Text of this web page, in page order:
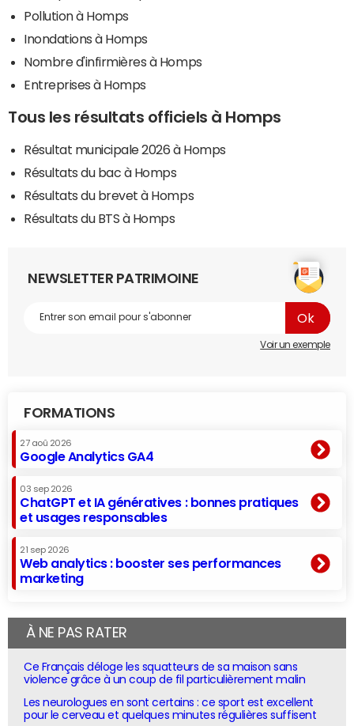
Pollution à Homps
Inondations à Homps
Nombre d'infirmières à Homps
Entreprises à Homps
Tous les résultats officiels à Homps
Résultat municipale 2026 à Homps
Résultats du bac à Homps
Résultats du brevet à Homps
Résultats du BTS à Homps
NEWSLETTER PATRIMOINE
Voir un exemple
FORMATIONS
27 aoû 2026
Google Analytics GA4
03 sep 2026
ChatGPT et IA génératives : bonnes pratiques
et usages responsables
21 sep 2026
Web analytics : booster ses performances
marketing
À NE PAS RATER
Ce Français déloge les squatteurs de sa maison sans
violence grâce à un coup de fil particulièrement malin
Les neurologues en sont certains : ce sport est excellent
pour le cerveau et quelques minutes régulières suffisent